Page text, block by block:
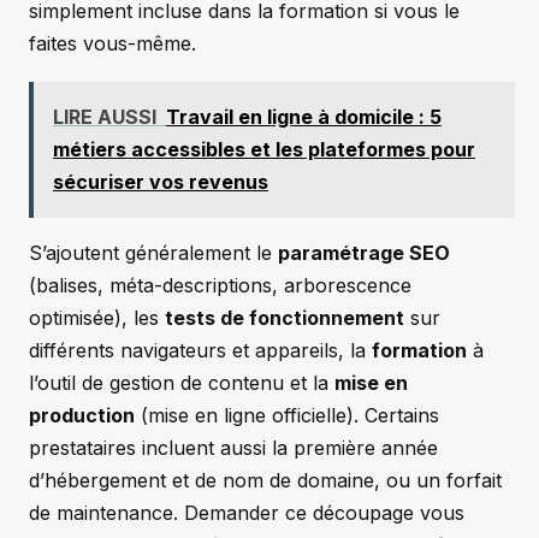
simplement incluse dans la formation si vous le
faites vous-même.
LIRE AUSSI Travail en ligne à domicile : 5
métiers accessibles et les plateformes pour
sécuriser vos revenus
S’ajoutent généralement le paramétrage SEO
(balises, méta-descriptions, arborescence
optimisée), les tests de fonctionnement sur
différents navigateurs et appareils, la formation à
l’outil de gestion de contenu et la mise en
production (mise en ligne officielle). Certains
prestataires incluent aussi la première année
d’hébergement et de nom de domaine, ou un forfait
de maintenance. Demander ce découpage vous